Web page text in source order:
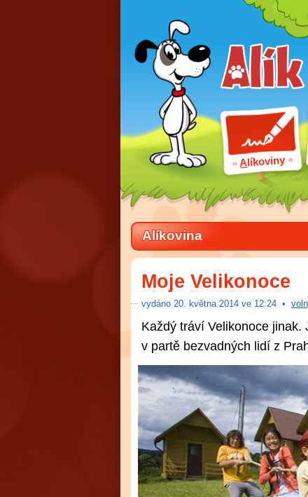
Alíkoviny
Alíkovina
Moje Velikonoce
vydáno 20. května 2014 ve 12:24•
Každý tráví Velikonoce jinak.
v partě bezvadných lidí z